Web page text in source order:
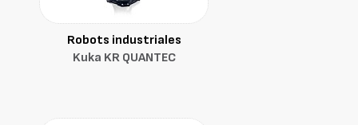
Robots industriales
Kuka KR QUANTEC